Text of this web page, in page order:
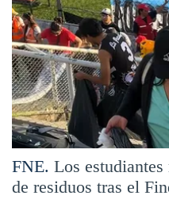
FNE. Los
de residuos tras el